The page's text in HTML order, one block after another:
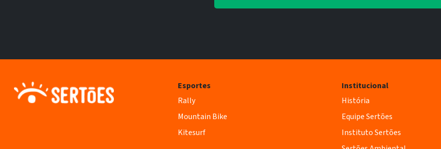
Esportes
Rally
Mountain Bike
Kitesurf
Institucional
História
Equipe Sertões
Instituto Sertões